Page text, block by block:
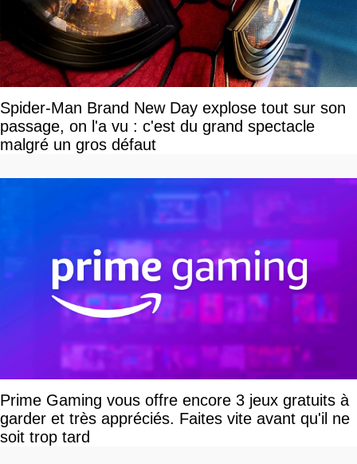
Spider-Man Brand New Day explose tout sur son
passage, on l'a vu : c'est du grand spectacle
malgré un gros défaut
Prime Gaming vous offre encore 3 jeux gratuits à
garder et très appréciés. Faites vite avant qu'il ne
soit trop tard